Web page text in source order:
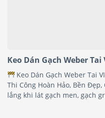
Keo Dán Gạch Weber
Keo Dán Gạch Weber Tai
Thi Công Hoàn Hảo, Bền
lắng khi lát gạch men, gạch